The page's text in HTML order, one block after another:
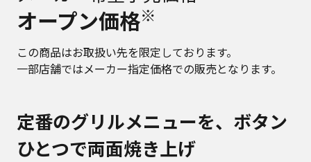
オープン価格※
この商品はお取扱い先を限定しております。
一部店舗ではメーカー指定価格での販売となります。
定番のグリルメニューを、ボタン
ひとつで両面焼き上げ